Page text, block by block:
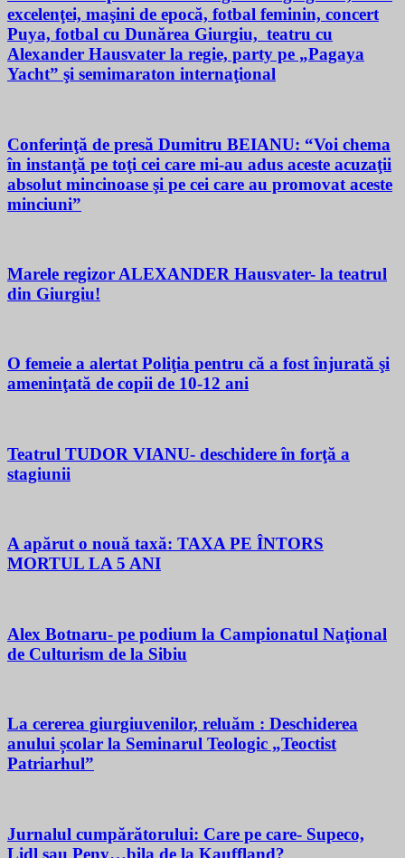
excelenţei, maşini de epocă, fotbal feminin, concert
Puya, fotbal cu Dunărea Giurgiu, teatru cu
Alexander Hausvater la regie, party pe „Pagaya
Yacht” şi semimaraton internaţional
Conferinţă de presă Dumitru BEIANU: “Voi chema
în instanţă pe toţi cei care mi-au adus aceste acuzaţii
absolut mincinoase şi pe cei care au promovat aceste
minciuni”
Marele regizor ALEXANDER Hausvater- la teatrul
din Giurgiu!
O femeie a alertat Poliţia pentru că a fost înjurată şi
ameninţată de copii de 10-12 ani
Teatrul TUDOR VIANU- deschidere în forţă a
stagiunii
A apărut o nouă taxă: TAXA PE ÎNTORS
MORTUL LA 5 ANI
Alex Botnaru- pe podium la Campionatul Naţional
de Culturism de la Sibiu
La cererea giurgiuvenilor, reluăm : Deschiderea
anului școlar la Seminarul Teologic „Teoctist
Patriarhul”
Jurnalul cumpărătorului: Care pe care- Supeco,
Lidl sau Peny…bila de la Kauffland?